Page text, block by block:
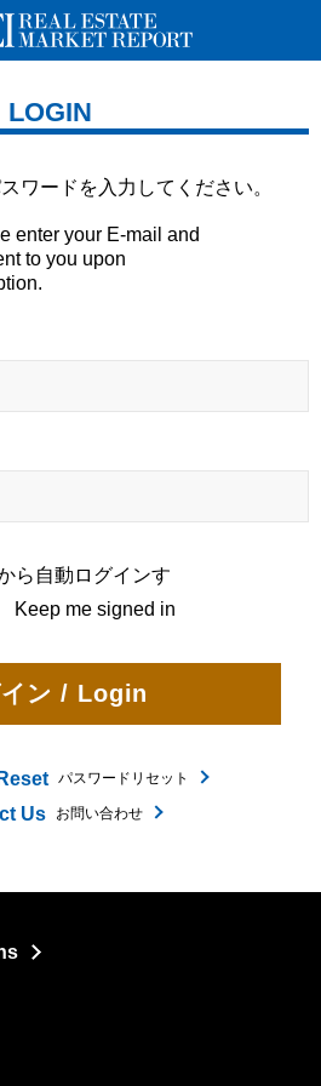
LOGIN
ワードを 入力してください。
enter your E-mail and
to you upon
ら自動ログインす
me signed in
パスワードリセット
Us お問い合わせ